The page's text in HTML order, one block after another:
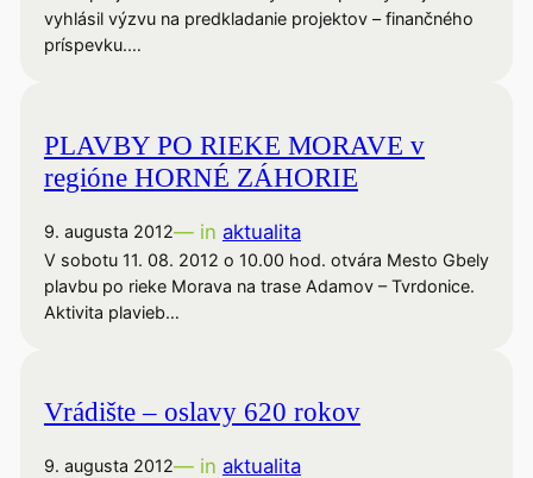
vyhlásil výzvu na predkladanie projektov – finančného
príspevku.…
PLAVBY PO RIEKE MORAVE v
regióne HORNÉ ZÁHORIE
9. augusta 2012— in aktualita
V sobotu 11. 08. 2012 o 10.00 hod. otvára Mesto Gbely
plavbu po rieke Morava na trase Adamov – Tvrdonice.
Aktivita plavieb…
Vrádište – oslavy 620 rokov
9. augusta 2012— in aktualita